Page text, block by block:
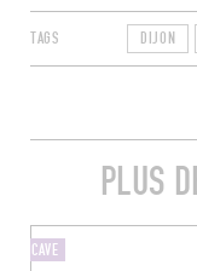
TAGS DIJON
PLUS
CAVE